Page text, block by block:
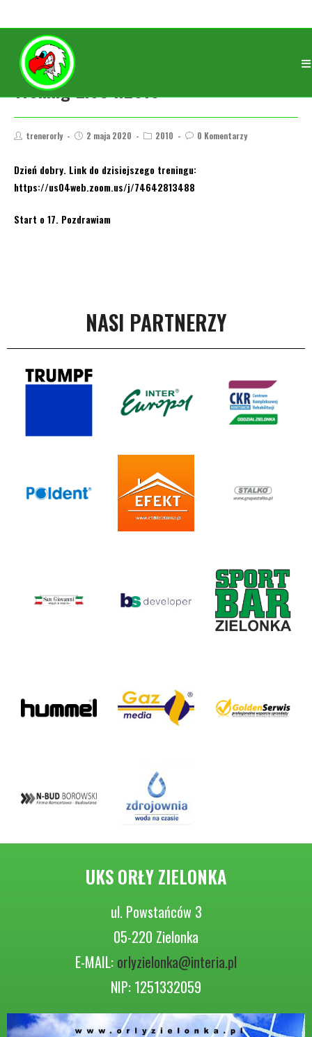
Trening 2.05 r.2010
trenerorly 2 maja 2020 2010 0 Komentarzy
Dzień dobry. Link do dzisiejszego treningu:
https://us04web.zoom.us/j/74642813488
Start o 17. Pozdrawiam
NASI PARTNERZY
UKS ORŁY ZIELONKA
ul. Powstańców 3
05-220 Zielonka
E-MAIL: orlyzielonka@interia.pl
NIP: 1251332059